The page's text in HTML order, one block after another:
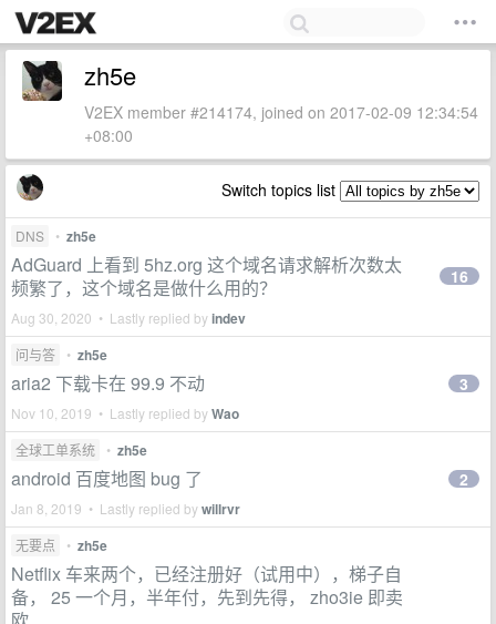
zh5e
V2EX member #214174, joined on 2017-02-09 12:34:54
+08:00
Switch topics list
DNS • zh5e
AdGuard 上看到 5hz.org 这个域名请求解析次数太
频繁了，这个域名是做什么用的？
Aug 30, 2020 • Lastly replied byindev
16
问与答 • zh5e
aria2 下载卡在 99.9 不动
Nov 10, 2019 • Lastly replied byWao
3
全球工单系统 • zh5e
android 百度地图 bug 了
Jan 8, 2019 • Lastly replied bywillrvr
2
无要点 • zh5e
Netflix 车来两个，已经注册好（试用中），梯子自
备， 25 一个月，半年付，先到先得， zho3ie 即卖